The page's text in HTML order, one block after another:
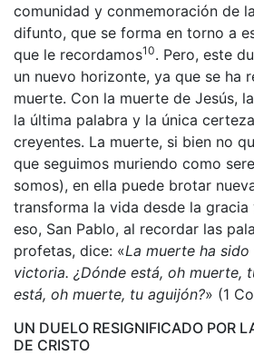
comunidad y conmemoración de
difunto, que se forma en torno a
que le recordamos10. Pero, este
un nuevo horizonte, ya que se ha
muerte. Con la muerte de Jesús,
la última palabra y la única
creyentes. La muerte, si bien no
que seguimos muriendo como
somos), en ella puede brotar
transforma la vida desde la
eso, San Pablo, al recordar las
profetas, dice: «La muerte ha
victoria. ¿Dónde está, oh muerte,
está, oh muerte, tu aguijón?» (1
UN DUELO RESIGNIFICADO POR
DE CRISTO